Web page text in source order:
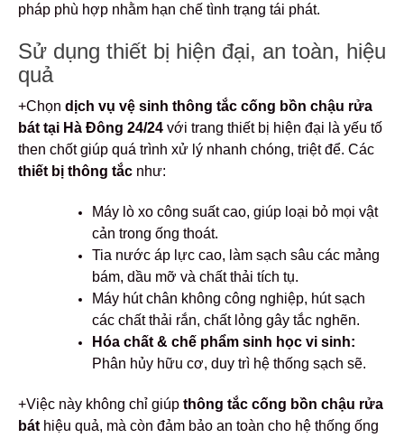
pháp phù hợp nhằm hạn chế tình trạng tái phát.
Sử dụng thiết bị hiện đại, an toàn, hiệu
quả
+Chọn dịch vụ vệ sinh thông tắc cống bồn chậu rửa
bát tại Hà Đông 24/24 với trang thiết bị hiện đại là yếu tố
then chốt giúp quá trình xử lý nhanh chóng, triệt để. Các
thiết bị thông tắc như:
Máy lò xo công suất cao, giúp loại bỏ mọi vật
cản trong ống thoát.
Tia nước áp lực cao, làm sạch sâu các mảng
bám, dầu mỡ và chất thải tích tụ.
Máy hút chân không công nghiệp, hút sạch
các chất thải rắn, chất lỏng gây tắc nghẽn.
Hóa chất & chế phẩm sinh học vi sinh:
Phân hủy hữu cơ, duy trì hệ thống sạch sẽ.
+Việc này không chỉ giúp thông tắc cống bồn chậu rửa
bát hiệu quả, mà còn đảm bảo an toàn cho hệ thống ống